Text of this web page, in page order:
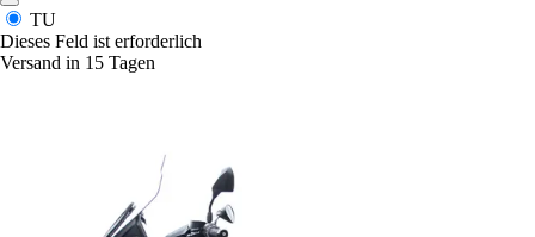
TU
Dieses Feld ist erforderlich
Versand in 15 Tagen